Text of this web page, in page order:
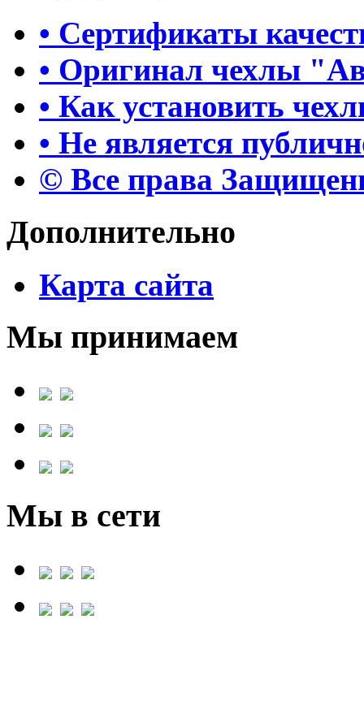
• Сертификаты
• Оригинал чехлы
• Как установить
• Не является
© Все права
Дополнительно
Карта сайта
Мы принимаем
Мы в сети